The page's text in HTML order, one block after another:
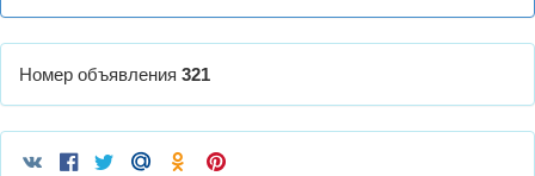
Номер объявления 321